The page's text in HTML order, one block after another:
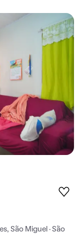
São Miguel · São